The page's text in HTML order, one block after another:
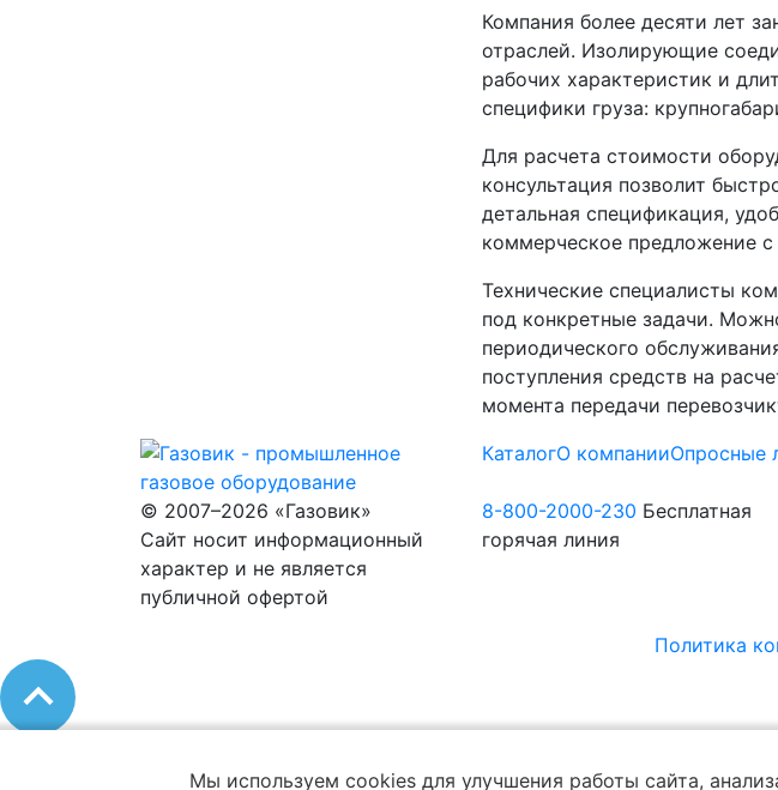
Компания более десяти лет
отраслей. Изолирующие
рабочих характеристик и
специфики груза:
Для расчета стоимости
консультация позволит
детальная спецификация,
коммерческое предложение
Технические специалисты
под конкретные задачи.
периодического
поступления средств на
момента передачи
КаталогО компанииОпросные
© 2007–2026 «Газовик»
Сайт носит информационный
характер и не является
публичной офертой
8-800-2000-230 Бесплатная
горячая линия
Политика
Мы используем cookies для улучшения работы сайта,